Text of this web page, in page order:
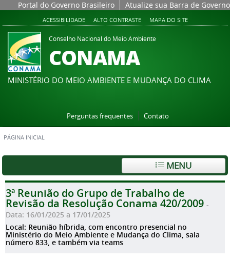
Portal do Governo Brasileiro Atualize sua Barra de Governo
ACESSIBILIDADE ALTO CONTRASTE MAPA DO SITE
Conselho Nacional do Meio Ambiente
CONAMA
MINISTÉRIO DO MEIO AMBIENTE E MUDANÇA DO CLIMA
Perguntas frequentes Contato
PÁGINA INICIAL
MENU
3ª Reunião do Grupo de Trabalho de
Revisão da Resolução Conama 420/2009 -
Data: 16/01/2025 a 17/01/2025
Local: Reunião híbrida, com encontro presencial no
Ministério do Meio Ambiente e Mudança do Clima, sala
número 833, e também via teams